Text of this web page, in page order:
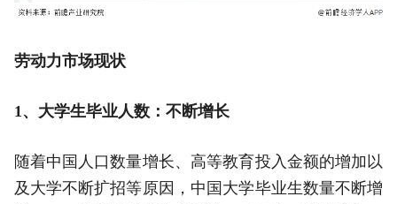
劳动力市场现状
1、大学生毕业人数：不断增长
随着中国人口数量增长、高等教育投入金额的增加以
及大学不断扩招等原因，中国大学毕业生数量不断增